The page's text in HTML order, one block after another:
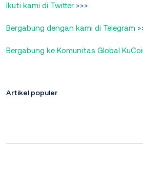
Ikuti kami di Twitter >>>
Bergabung dengan kami di Telegram
Bergabung ke Komunitas Global
Artikel populer